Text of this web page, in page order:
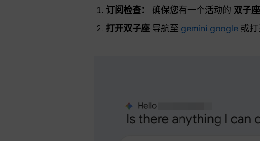
订阅检查： 确保您有一个活动的 双子
打开双子座 导航至 gemini.google 或